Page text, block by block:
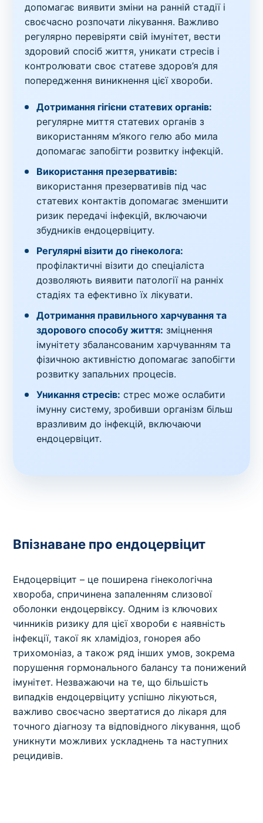
допомагає виявити зміни на ранній стадії і
своєчасно розпочати лікування. Важливо
регулярно перевіряти свій імунітет, вести
здоровий спосіб життя, уникати стресів і
контролювати своє статеве здоров’я для
попередження виникнення цієї хвороби.
Дотримання гігієни статевих органів:
регулярне миття статевих органів з
використанням м’якого гелю або мила
допомагає запобігти розвитку інфекцій.
Використання презервативів:
використання презервативів під час
статевих контактів допомагає зменшити
ризик передачі інфекцій, включаючи
збудників ендоцервіциту.
Регулярні візити до гінеколога:
профілактичні візити до спеціаліста
дозволяють виявити патології на ранніх
стадіях та ефективно їх лікувати.
Дотримання правильного харчування та
здорового способу життя: зміцнення
імунітету збалансованим харчуванням та
фізичною активністю допомагає запобігти
розвитку запальних процесів.
Уникання стресів: стрес може ослабити
імунну систему, зробивши організм більш
вразливим до інфекцій, включаючи
ендоцервіцит.
Впізнаване про ендоцервіцит
Ендоцервіцит – це поширена гінекологічна
хвороба, спричинена запаленням слизової
оболонки ендоцервіксу. Одним із ключових
чинників ризику для цієї хвороби є наявність
інфекції, такої як хламідіоз, гонорея або
трихомоніаз, а також ряд інших умов, зокрема
порушення гормонального балансу та понижений
імунітет. Незважаючи на те, що більшість
випадків ендоцервіциту успішно лікуються,
важливо своєчасно звертатися до лікаря для
точного діагнозу та відповідного лікування, щоб
уникнути можливих ускладнень та наступних
рецидивів.